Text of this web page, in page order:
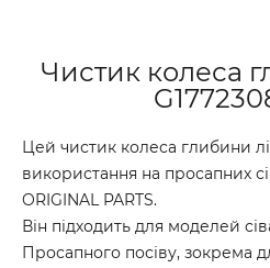
Чистик колеса
Цей чистик колеса глибини
використання на просапних
ORIGINAL PARTS.
Він підходить для моделей
Просапного посіву, зокрема